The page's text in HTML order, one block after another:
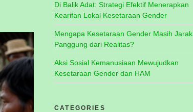
Di Balik Adat: Strategi Efektif Menerapkan
Kearifan Lokal Kesetaraan Gender
Mengapa Kesetaraan Gender Masih Jarak
Panggung dari Realitas?
Aksi Sosial Kemanusiaan Mewujudkan
Kesetaraan Gender dan HAM
CATEGORIES